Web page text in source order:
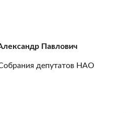
Павлович
депутатов НАО